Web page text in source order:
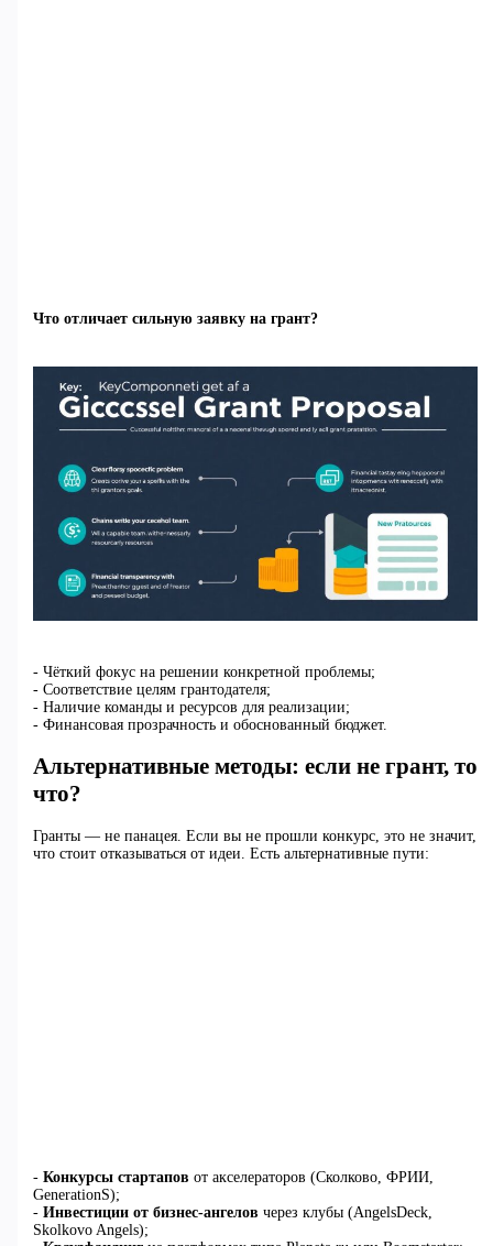
Что отличает сильную заявку на грант?
- Чёткий фокус на решении конкретной проблемы;
- Соответствие целям грантодателя;
- Наличие команды и ресурсов для реализации;
- Финансовая прозрачность и обоснованный бюджет.
Альтернативные методы: если не грант, то
что?
Гранты — не панацея. Если вы не прошли конкурс, это не значит,
что стоит отказываться от идеи. Есть альтернативные пути:
- Конкурсы стартапов от акселераторов (Сколково, ФРИИ,
GenerationS);
- Инвестиции от бизнес-ангелов через клубы (AngelsDeck,
Skolkovo Angels);